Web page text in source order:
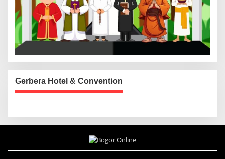
Gerbera Hotel & Convention